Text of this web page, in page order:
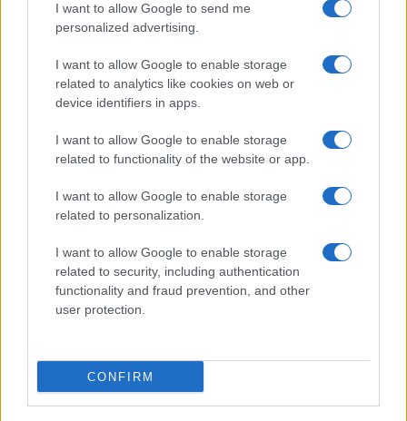
I want to allow Google to send me
personalized advertising.
I want to allow Google to enable storage
related to analytics like cookies on web or
device identifiers in apps.
I want to allow Google to enable storage
related to functionality of the website or app.
I want to allow Google to enable storage
related to personalization.
I want to allow Google to enable storage
related to security, including authentication
functionality and fraud prevention, and other
user protection.
CONFIRM
Film più cercati
Frasi sul cinema
SERVIZI
Mappa del sito
Cookie Policy
Frasi suddivise per tema
Indice degli autori
Aforismi .meglio.it è l'archivio web dedicato a frasi,
aforismi e citazioni più grande del web (137.890 frasi in
database) • ©2005-2025 • La riproduzione dei testi è
consentita citando la fonte secondo la Licenza
il sito ricava una commissione sugli acquisti idonei. •
Contatti